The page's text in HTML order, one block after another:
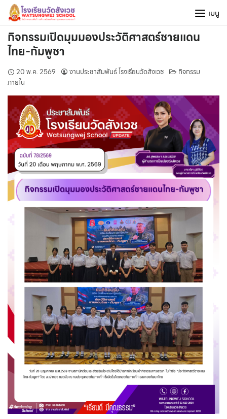
Skip
content
เมนู
กิจกรรมเปิดมุมมองประวัติศาสตร์ชายแดน
ไทย-กัมพูชา
20 พ.ค. 2569 งานประชาสัมพันธ์ โรงเรียนวัดสังเวช
กิจกรรม
ภายใน